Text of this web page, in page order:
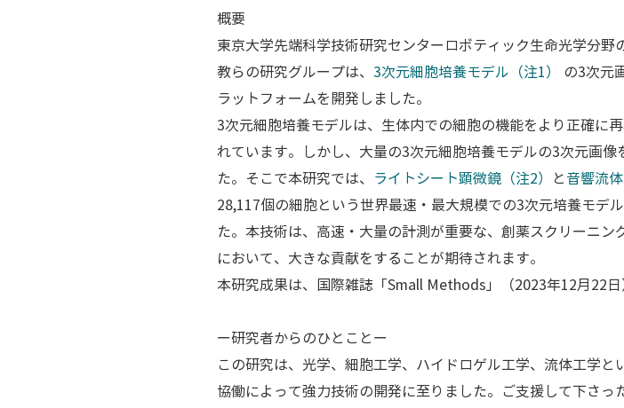
概要
東京大学先端科学技術研究センターロボティック生命光学分
教らの研究グループは、 3次元細胞培養モデル（注1）
の3次元
ラットフォームを開発しました。
3次元細胞培養モデルは、生体内での細胞の機能をより正確に
れています。しかし、大量の3次元細胞培養モデルの3次元画
た。そこで本研究では、
ライトシート顕微鏡（注2） と 音響流体
28,117個の細胞という世界最速・最大規模での3次元培養モデ
た。本技術は、高速・大量の計測が重要な、創薬スクリーニ
において、大きな貢献をすることが期待されます。
本研究成果は、国際雑誌「Small Methods」（2023年12月22日
ー研究者からのひとことー
この研究は、光学、細胞工学、ハイドロゲル工学、流体工学
協働によって強力技術の開発に至りました。ご支援して下さ